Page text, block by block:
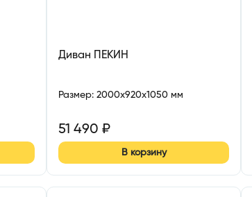
Диван ПЕКИН
Размер: 2000x920x1050 мм
51 490 ₽
В корзину